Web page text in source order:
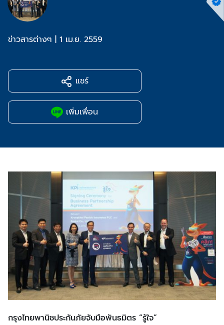
ข่าวสารต่างๆ | 1 เม.ย. 2559
แชร์
เพิ่มเพื่อน
กรุงไทยพานิชประกันภัยจับมือพันธมิตร “รู้ใจ”